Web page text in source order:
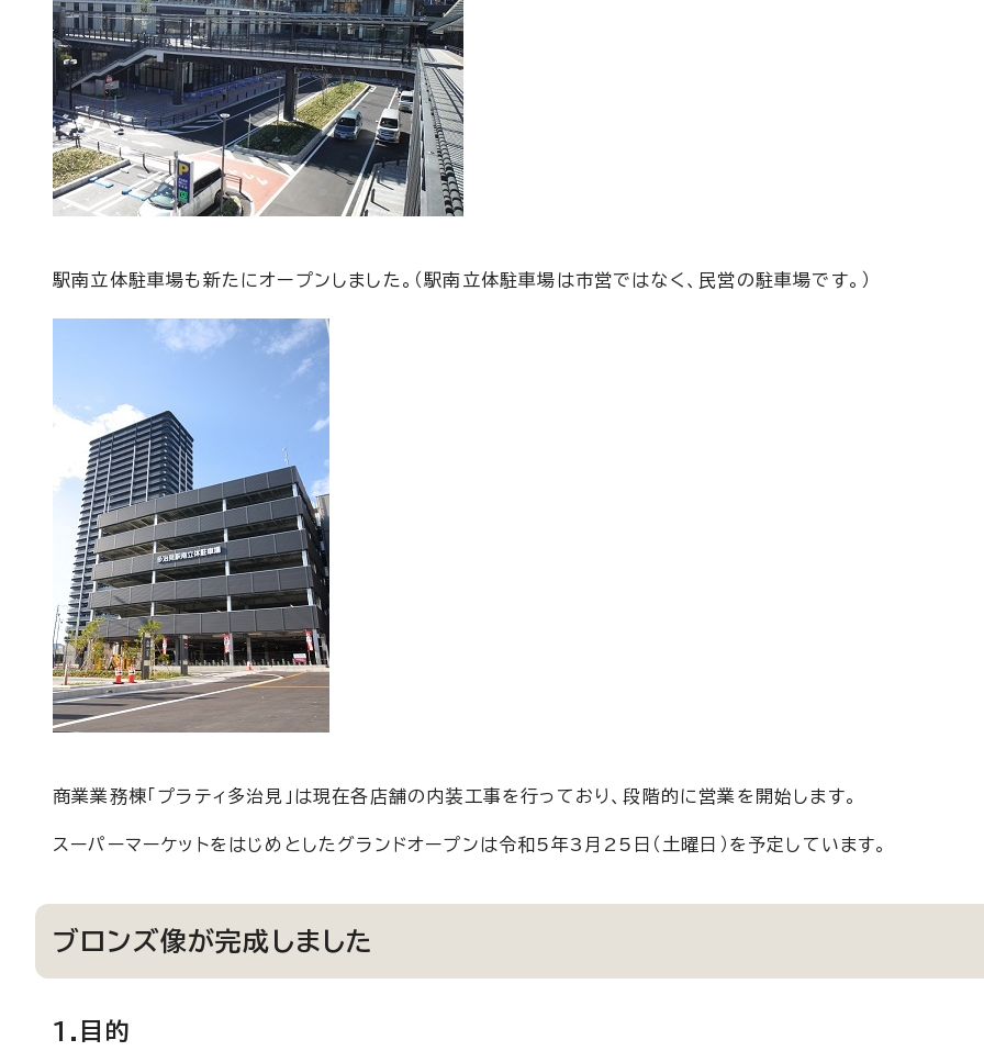
駅南立体駐車場も新たにオープンしました。（駅南立体駐車場は市営ではなく、民営の駐車場です。）
商業業務棟「プラティ多治見」は現在各店舗の内装工事を行っており、段階的に営業を開始します。
スーパーマーケットをはじめとしたグランドオープンは令和5年3月25日（土曜日）を予定しています。
ブロンズ像が完成しました
1.目的